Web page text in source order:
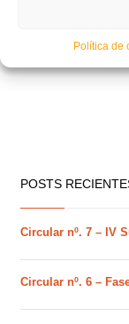
Política de
Entrenamiento
POSTS
Circular nº. 7 – IV
Circular nº. 6 –